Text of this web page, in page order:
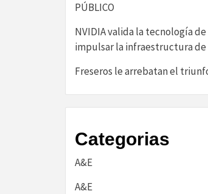
PÚBLICO
NVIDIA valida la tecnología de
impulsar la infraestructura de
Freseros le arrebatan el
Categorias
A&E
A&E